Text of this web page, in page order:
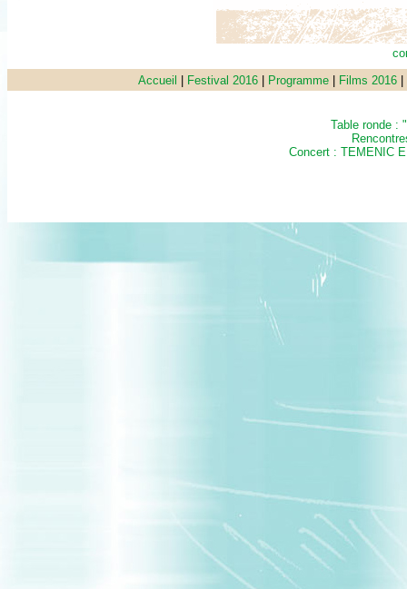
Accueil
Festival 2016| Programme| Films 2016|
Table ronde :
Concert : TEMENIC